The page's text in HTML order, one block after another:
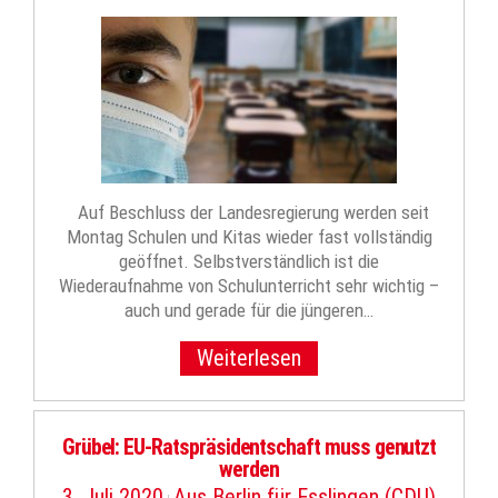
Auf Beschluss der Landesregierung werden seit
Montag Schulen und Kitas wieder fast vollständig
geöffnet. Selbstverständlich ist die
Wiederaufnahme von Schulunterricht sehr wichtig –
auch und gerade für die jüngeren…
Weiterlesen
Grübel: EU-Ratspräsidentschaft muss genutzt
werden